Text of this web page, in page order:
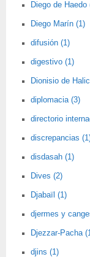
Diego de Haedo
Diego Marín (1)
difusión (1)
digestivo (1)
Dionisio de
diplomacia (3)
directorio
discrepancias
disdasah (1)
Dives (2)
Djabaïl (1)
djermes y
Djezzar-Pacha
djins (1)